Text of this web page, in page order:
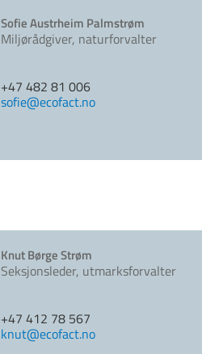
Sofie Austrheim Palmstrøm
Miljørådgiver, naturforvalter
+47 482 81 006
sofie@ecofact.no
Knut Børge Strøm
Seksjonsleder, utmarksforvalter
+47 412 78 567
knut@ecofact.no